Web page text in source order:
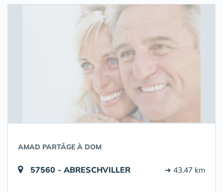
AMAD PARTÂGE À DOM
57560 - ABRESCHVILLER ➔ 43.47 km